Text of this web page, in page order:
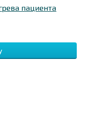
пациента